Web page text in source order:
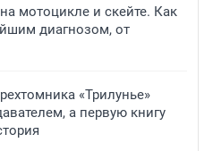
мотоцикле и скейте. Как
диагнозом, от
«Трилунье»
а первую книгу